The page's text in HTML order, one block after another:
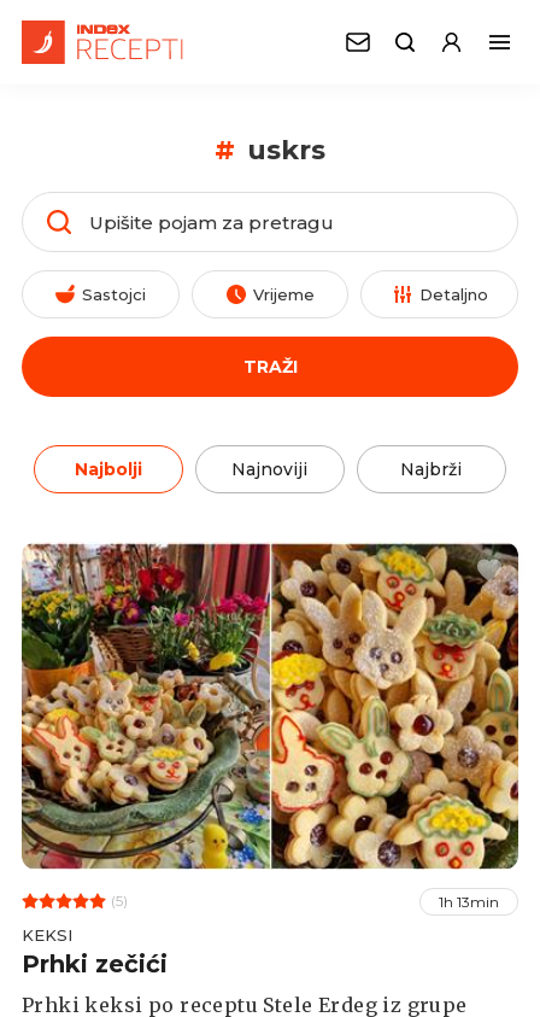
# uskrs
Sastojci Vrijeme Detaljno
TRAŽI
Najbolji Najnoviji Najbrži
(5) 1h 13min
KEKSI
Prhki zečići
Prhki keksi po receptu Stele Erdeg iz grupe